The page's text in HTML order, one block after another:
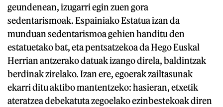
geundenean, izugarri egin zuen gora
sedentarismoak. Espainiako Estatua izan da
munduan sedentarismoa gehien handitu den
estatuetako bat, eta pentsatzekoa da Hego Euskal
Herrian antzerako datuak izango direla, baldintzak
berdinak zirelako. Izan ere, egoerak zailtasunak
ekarri ditu aktibo mantentzeko: hasieran, etxetik
ateratzea debekatuta zegoelako ezinbestekoak diren